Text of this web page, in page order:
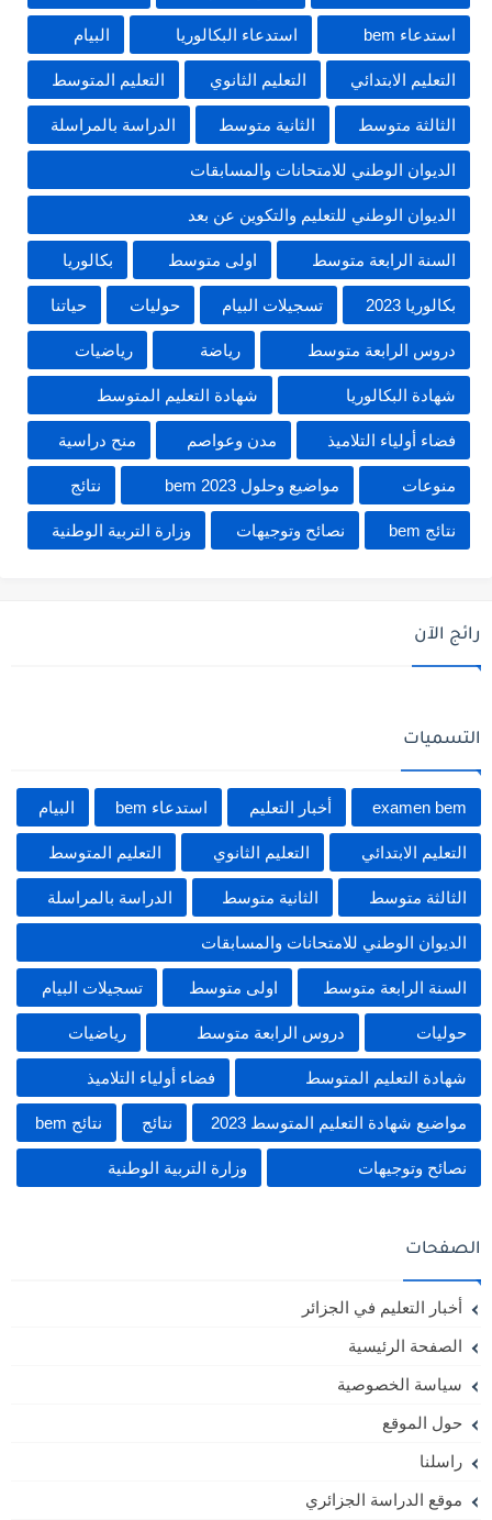
استدعاء bem استدعاء البكالوريا البيام
التعليم الابتدائي التعليم الثانوي التعليم المتوسط
الثالثة متوسط الثانية متوسط الدراسة بالمراسلة
الديوان الوطني للامتحانات والمسابقات
الديوان الوطني للتعليم والتكوين عن بعد
السنة الرابعة متوسط اولى متوسط بكالوريا
بكالوريا 2023 تسجيلات البيام حوليات حياتنا
دروس الرابعة متوسط رياضة رياضيات
شهادة البكالوريا شهادة التعليم المتوسط
فضاء أولياء التلاميذ مدن وعواصم منح دراسية
منوعات مواضيع وحلول 2023 bem نتائج
نتائج bem نصائح وتوجيهات وزارة التربية الوطنية
رائج الآن
التسميات
examen bem أخبار التعليم استدعاء bem البيام
التعليم الابتدائي التعليم الثانوي التعليم المتوسط
الثالثة متوسط الثانية متوسط الدراسة بالمراسلة
الديوان الوطني للامتحانات والمسابقات
السنة الرابعة متوسط اولى متوسط تسجيلات البيام
حوليات دروس الرابعة متوسط رياضيات
شهادة التعليم المتوسط فضاء أولياء التلاميذ
مواضيع شهادة التعليم المتوسط 2023 نتائج نتائج bem
نصائح وتوجيهات وزارة التربية الوطنية
الصفحات
أخبار التعليم في الجزائر
الصفحة الرئيسية
سياسة الخصوصية
حول الموقع
راسلنا
موقع الدراسة الجزائري